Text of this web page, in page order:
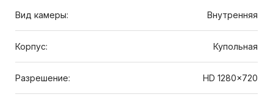
Вид камеры: Внутренняя
Корпус: Купольная
Разрешение: HD 1280×720